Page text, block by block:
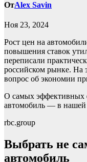
ОтAlex Savin
Ноя 23, 2024
Рост цен на
повышения ставок
переписали
российском рынке. На
вопрос об экономии
О самых эффективных
автомобиль — в нашей
rbc.group
Выбрать не
автомобиль